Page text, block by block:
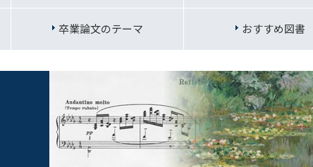
卒業論文のテーマ おすすめ図書